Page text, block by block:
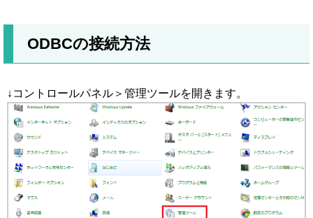
ODBCの接続方法
↓コントロールパネル＞管理ツールを開きます。